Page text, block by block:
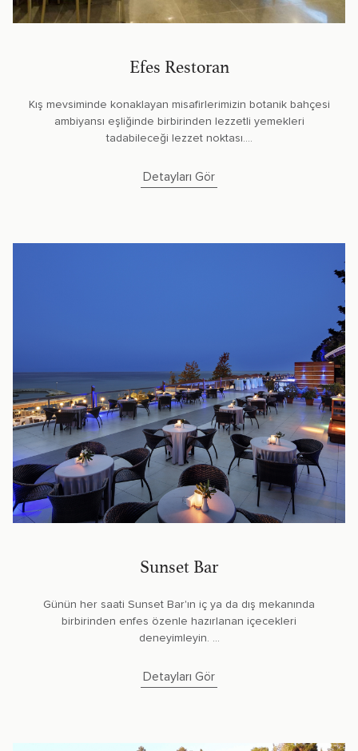
Efes Restoran
Kış mevsiminde konaklayan misafirlerimizin botanik bahçesi
ambiyansı eşliğinde birbirinden lezzetli yemekleri
tadabileceği lezzet noktası....
Detayları Gör
Sunset Bar
Günün her saati Sunset Bar'ın iç ya da dış mekanında
birbirinden enfes özenle hazırlanan içecekleri
deneyimleyin. ...
Detayları Gör